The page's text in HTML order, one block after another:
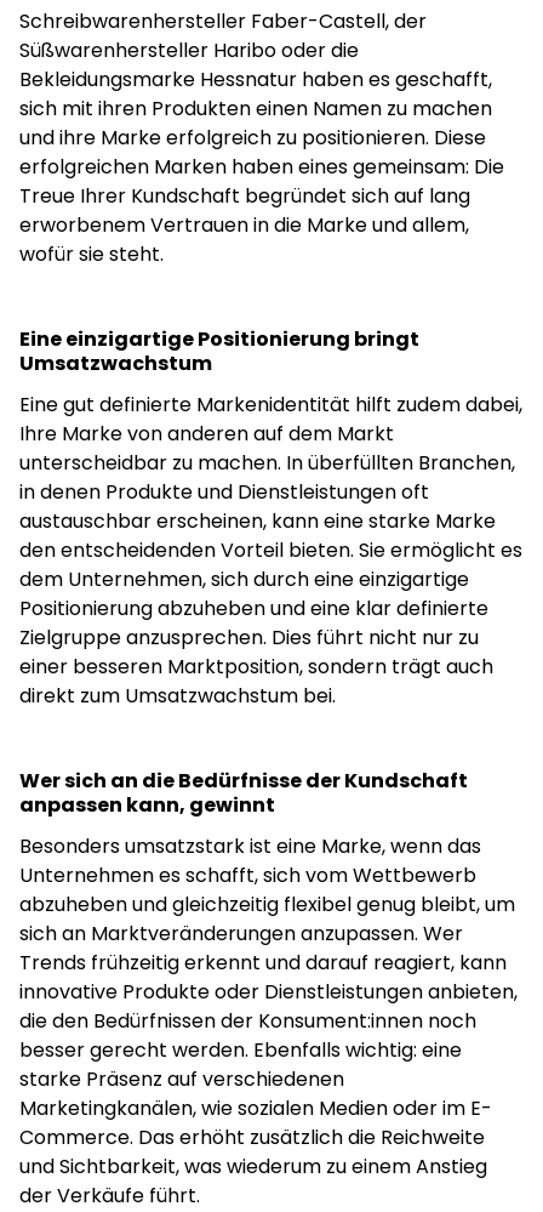
Schreibwarenhersteller Faber-Castell, der
Süßwarenhersteller Haribo oder die
Bekleidungsmarke Hessnatur haben es geschafft,
sich mit ihren Produkten einen Namen zu machen
und ihre Marke erfolgreich zu positionieren. Diese
erfolgreichen Marken haben eines gemeinsam: Die
Treue Ihrer Kundschaft begründet sich auf lang
erworbenem Vertrauen in die Marke und allem,
wofür sie steht.
Eine einzigartige Positionierung bringt
Umsatzwachstum
Eine gut definierte Markenidentität hilft zudem dabei,
Ihre Marke von anderen auf dem Markt
unterscheidbar zu machen. In überfüllten Branchen,
in denen Produkte und Dienstleistungen oft
austauschbar erscheinen, kann eine starke Marke
den entscheidenden Vorteil bieten. Sie ermöglicht es
dem Unternehmen, sich durch eine einzigartige
Positionierung abzuheben und eine klar definierte
Zielgruppe anzusprechen. Dies führt nicht nur zu
einer besseren Marktposition, sondern trägt auch
direkt zum Umsatzwachstum bei.
Wer sich an die Bedürfnisse der Kundschaft
anpassen kann, gewinnt
Besonders umsatzstark ist eine Marke, wenn das
Unternehmen es schafft, sich vom Wettbewerb
abzuheben und gleichzeitig flexibel genug bleibt, um
sich an Marktveränderungen anzupassen. Wer
Trends frühzeitig erkennt und darauf reagiert, kann
innovative Produkte oder Dienstleistungen anbieten,
die den Bedürfnissen der Konsument:innen noch
besser gerecht werden. Ebenfalls wichtig: eine
starke Präsenz auf verschiedenen
Marketingkanälen, wie sozialen Medien oder im E-
Commerce. Das erhöht zusätzlich die Reichweite
und Sichtbarkeit, was wiederum zu einem Anstieg
der Verkäufe führt.